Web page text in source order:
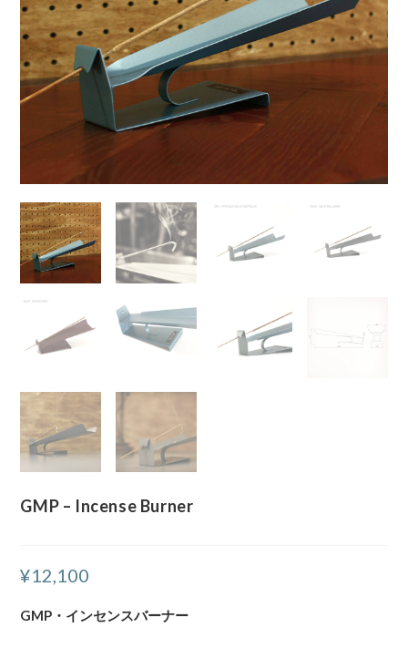
GMP – Incense Burner
¥12,100
GMP・インセンスバーナー